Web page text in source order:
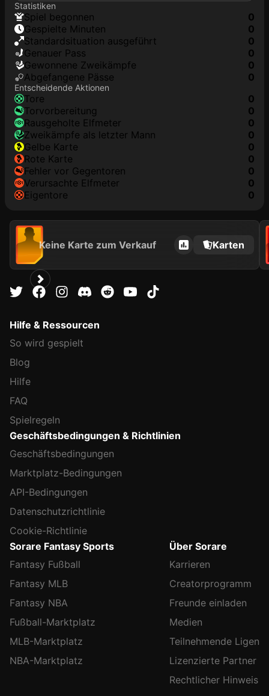
Statistiken
Spiel begonnen
0
Gespielte Minuten
0
Standardsituation ausgeführt
0
genauer Pass
0
Gewonnene Zweikämpfe
0
Abgefangene Pässe
0
Entscheidende Aktionen
Tore
0
Torvorbereitung
0
rausgeholte Elfmeter
0
Zweikämpfe als letzter Mann
0
gelbe Karte
0
rote Karte
0
Fehler vor Gegentoren
0
Verursachte Elfmeter
0
Eigentore
0
Keine Karte zum Verkauf Karten
Hilfe & Ressourcen
So wird gespielt
Blog
Hilfe
FAQ
Spielregeln
Geschäftsbedingungen & Richtlinien
Geschäftsbedingungen
Marktplatz-Bedingungen
API-Bedingungen
Datenschutzrichtlinie
Cookie-Richtlinie
Sorare Fantasy Sports
Fantasy Fußball
Fantasy MLB
Fantasy NBA
Fußball-Marktplatz
MLB-Marktplatz
NBA-Marktplatz
Über Sorare
Karrieren
Creatorprogramm
Freunde einladen
Medien
Teilnehmende Ligen
Lizenzierte Partner
Rechtlicher Hinweis